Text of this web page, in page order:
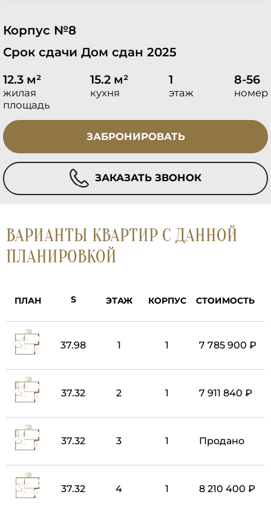
Корпус №8
Срок сдачи Дом сдан 2025
12.3 м²
жилая
площадь
15.2 м²
кухня
1
этаж
8-56
номер
ЗАБРОНИРОВАТЬ
ЗАКАЗАТЬ ЗВОНОК
ВАРИАНТЫ КВАРТИР С ДАННОЙ
ПЛАНИРОВКОЙ
ПЛАН ЭТАЖ КОРПУС СТОИМОСТЬ
37.98 1 1 7 785 900 ₽
37.32 2 1 7 911 840 ₽
37.32 3 1 Продано
37.32 4 1 8 210 400 ₽